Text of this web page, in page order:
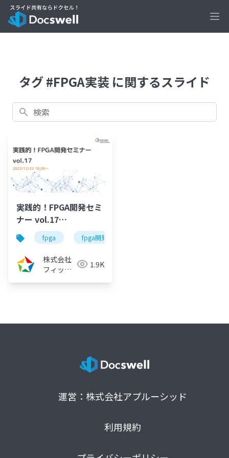
タグ #FPGA実装 に関するスライド
検索
実践的！FPGA開発セミ
ナー vol.17
（2022/12/22）
fpga fpga開発
株式会社
フィック
1.9K
運営：株式会社アプルーシッド
利用規約